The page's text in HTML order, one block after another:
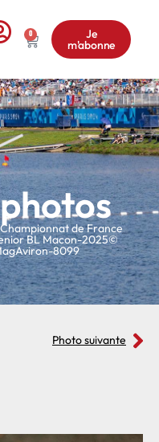
0 Je
m'abonne
de France
BL Macon-2025©
8099
Photo suivante